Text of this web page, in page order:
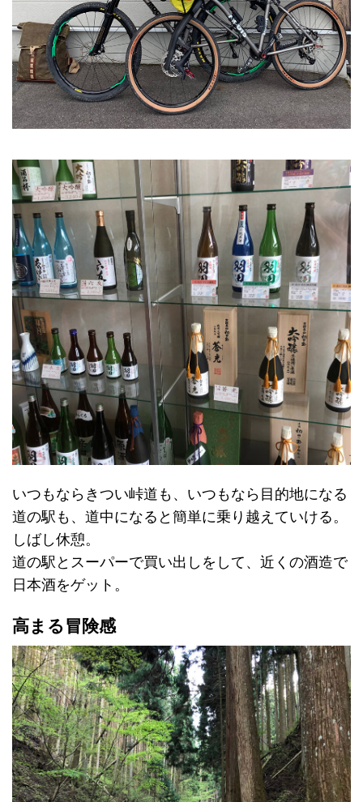
いつもならきつい峠道も、いつもなら目的地になる
道の駅も、道中になると簡単に乗り越えていける。
しばし休憩。
道の駅とスーパーで買い出しをして、近くの酒造で
日本酒をゲット。
高まる冒険感